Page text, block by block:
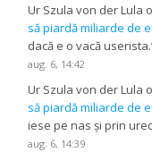
Ur Szula von der Lula
să piardă miliarde de
dacă e o vacă userista.
aug. 6, 14:42
Ur Szula von der Lula
să piardă miliarde de
iese pe nas și prin
aug. 6, 14:39